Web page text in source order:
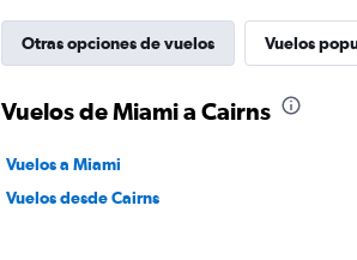
Otras opciones de vuelos Vuelos
Vuelos de Miami a Cairns
Vuelos a Miami
Vuelos desde Cairns